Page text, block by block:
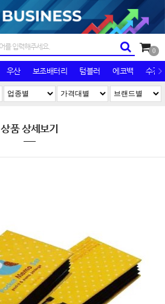
0
우산 보조배터리 텀블러 에코백 수건/
상품 상세보기